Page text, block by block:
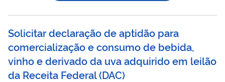
Solicitar declaração de aptidão para
comercialização e consumo de bebida,
vinho e derivado da uva adquirido em leilão
da Receita Federal(DAC)